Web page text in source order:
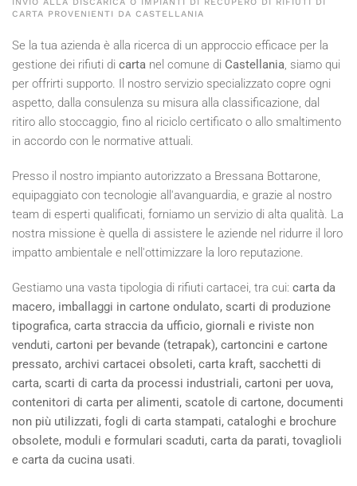
INVIO ALLA DISCARICA O IMPIANTI DI RECUPERO DI RIFIUTI DI
CARTA PROVENIENTI DA CASTELLANIA
Se la tua azienda è alla ricerca di un approccio efficace per la
gestione dei rifiuti di carta nel comune di Castellania, siamo qui
per offrirti supporto. Il nostro servizio specializzato copre ogni
aspetto, dalla consulenza su misura alla classificazione, dal
ritiro allo stoccaggio, fino al riciclo certificato o allo smaltimento
in accordo con le normative attuali.
Presso il nostro impianto autorizzato a Bressana Bottarone,
equipaggiato con tecnologie all'avanguardia, e grazie al nostro
team di esperti qualificati, forniamo un servizio di alta qualità. La
nostra missione è quella di assistere le aziende nel ridurre il loro
impatto ambientale e nell'ottimizzare la loro reputazione.
Gestiamo una vasta tipologia di rifiuti cartacei, tra cui: carta da
macero, imballaggi in cartone ondulato, scarti di produzione
tipografica, carta straccia da ufficio, giornali e riviste non
venduti, cartoni per bevande (tetrapak), cartoncini e cartone
pressato, archivi cartacei obsoleti, carta kraft, sacchetti di
carta, scarti di carta da processi industriali, cartoni per uova,
contenitori di carta per alimenti, scatole di cartone, documenti
non più utilizzati, fogli di carta stampati, cataloghi e brochure
obsolete, moduli e formulari scaduti, carta da parati, tovaglioli
e carta da cucina usati.